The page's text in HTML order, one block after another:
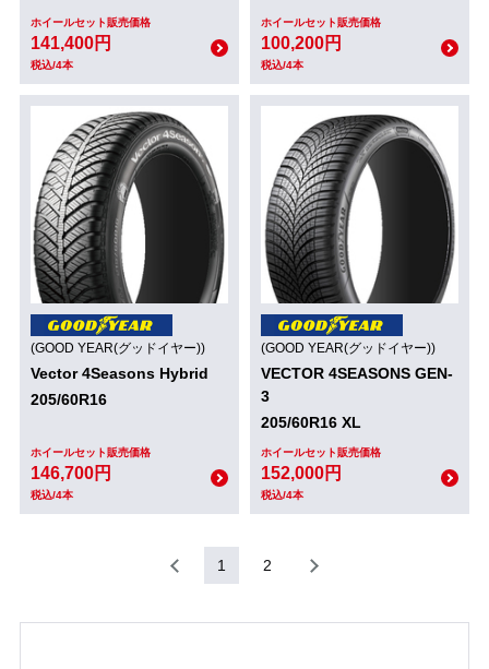
ホイールセット販売価格
141,400円
税込/4本
ホイールセット販売価格
100,200円
税込/4本
(GOOD YEAR(グッドイヤー))
Vector 4Seasons Hybrid
205/60R16
ホイールセット販売価格
146,700円
税込/4本
(GOOD YEAR(グッドイヤー))
VECTOR 4SEASONS GEN-
3
205/60R16 XL
ホイールセット販売価格
152,000円
税込/4本
1 2